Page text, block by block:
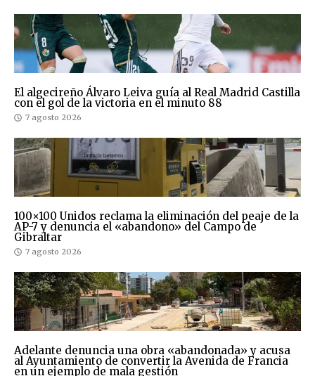
El algecireño Álvaro Leiva guía al Real Madrid Castilla
con el gol de la victoria en el minuto 88
7 agosto 2026
100×100 Unidos reclama la eliminación del peaje de la
AP-7 y denuncia el «abandono» del Campo de
Gibraltar
7 agosto 2026
Adelante denuncia una obra «abandonada» y acusa
al Ayuntamiento de convertir la Avenida de Francia
en un ejemplo de mala gestión